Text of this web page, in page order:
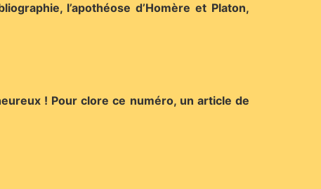
l’apothéose d’Homère et Platon,
! Pour clore ce numéro, un article de